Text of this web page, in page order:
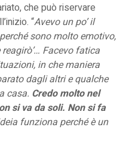
che può riservare
“Avevo un po’ il
sono molto emotivo,
Facevo fatica
in che maniera
dagli altri e qualche
casa. Credo molto nel
si va da soli. Non si fa
funziona perché è un